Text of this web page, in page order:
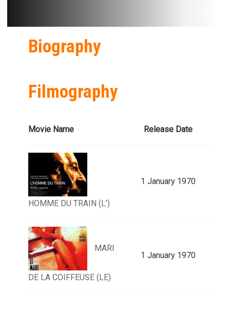
Biography
Filmography
Movie Name Release Date
HOMME DU TRAIN (L’)
1 January 1970
MARI
DE LA COIFFEUSE (LE)
1 January 1970